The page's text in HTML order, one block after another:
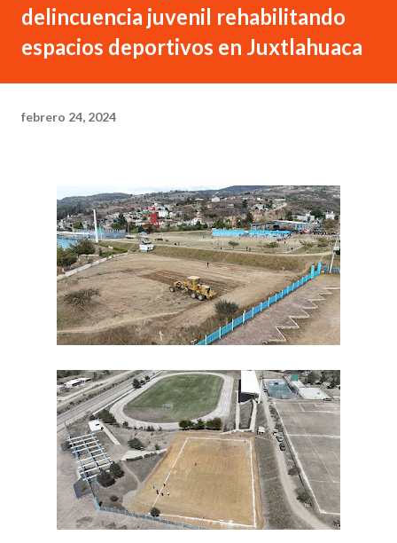
delincuencia juvenil rehabilitando
espacios deportivos en Juxtlahuaca
febrero 24, 2024